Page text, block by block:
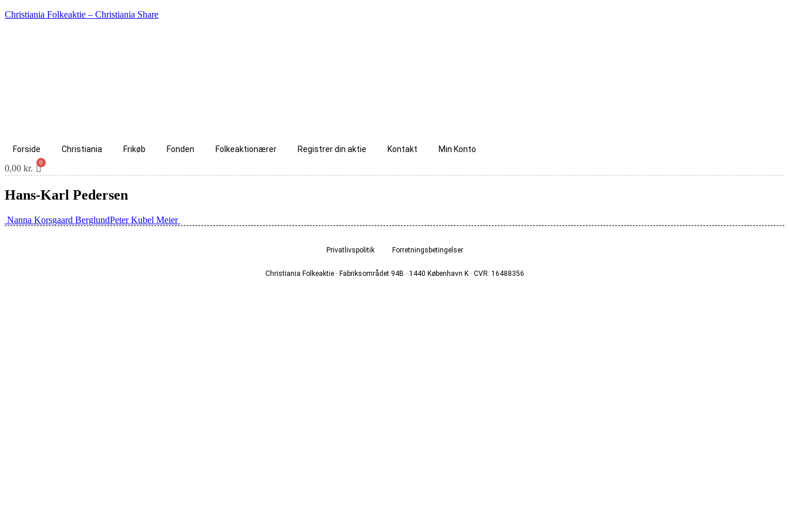
Christiania Folkeaktie – Christiania Share
Forside Christiania Frikøb Fonden Folkeaktionærer Registrer din aktie Kontakt Min Konto
0,00 kr.
Hans-Karl Pedersen
Indlæg
Nanna Korsgaard BerglundPeter Kubel Meier
Privatlivspolitik Forretningsbetingelser
Christiania Folkeaktie · Fabriksområdet 94B · 1440 København K · CVR: 16488356